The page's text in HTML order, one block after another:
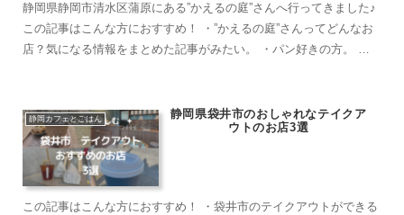
静岡県静岡市清水区蒲原にある”かえるの庭”さんへ行ってきました♪
この記事はこんな方におすすめ！ ・”かえるの庭”さんってどんなお
店？気になる情報をまとめた記事がみたい。 ・パン好きの方。 ・
静岡カフェとごはん
静岡県袋井市のおしゃれなテイクア
ウトのお店3選
この記事はこんな方におすすめ！ ・袋井市のテイクアウトができる